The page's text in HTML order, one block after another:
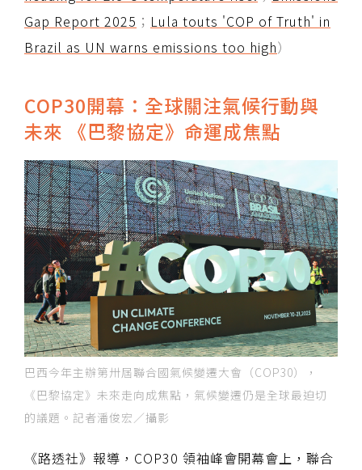
Gap Report 2025 ； Lula touts 'COP of Truth' in
Brazil as UN warns emissions too high）
COP30開幕：全球關注氣候行動與
未來 《巴黎協定》命運成焦點
巴西今年主辦第卅屆聯合國氣候變遷大會（COP30），
《巴黎協定》未來走向成焦點，氣候變遷仍是全球最迫切
的議題。記者潘俊宏／攝影
《路透社》報導，COP30 領袖峰會開幕會上，聯合